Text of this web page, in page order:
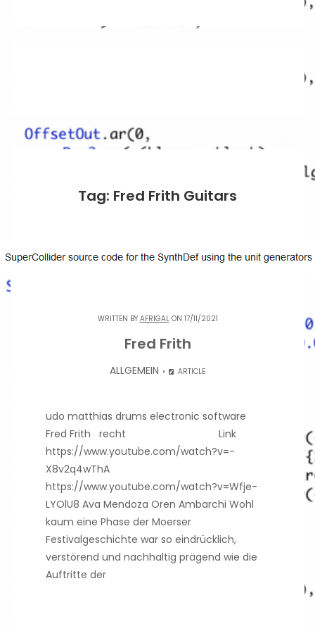
Tag: Fred Frith Guitars
WRITTEN BY AFRIGALON 17/11/2021
Fred Frith
ALLGEMEIN ARTICLE
udo matthias drums electronic software
Fred Frith recht Link
https://www.youtube.com/watch?v=-
X8v2q4wThA
https://www.youtube.com/watch?v=Wfje-
LYOlU8 Ava Mendoza Oren Ambarchi Wohl
kaum eine Phase der Moerser
Festivalgeschichte war so eindrücklich,
verstörend und nachhaltig prägend wie die
Auftritte der